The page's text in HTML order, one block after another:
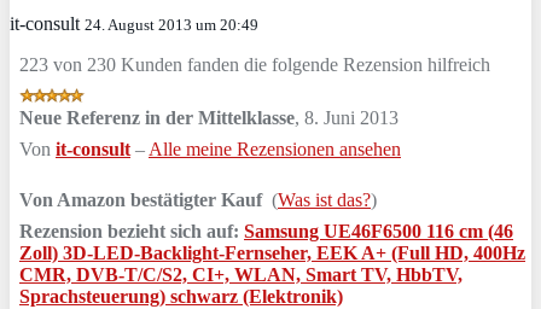
it-consult 24. August 2013 um 20:49
223 von 230 Kunden fanden die folgende Rezension hilfreich
Neue Referenz in der Mittelklasse, 8. Juni 2013
Von it-consult – Alle meine Rezensionen ansehen
Von Amazon bestätigter Kauf (Was ist das?)
Rezension bezieht sich auf: Samsung UE46F6500 116 cm (46
Zoll) 3D-LED-Backlight-Fernseher, EEK A+ (Full HD, 400Hz
CMR, DVB-T/C/S2, CI+, WLAN, Smart TV, HbbTV,
Sprachsteuerung) schwarz (Elektronik)